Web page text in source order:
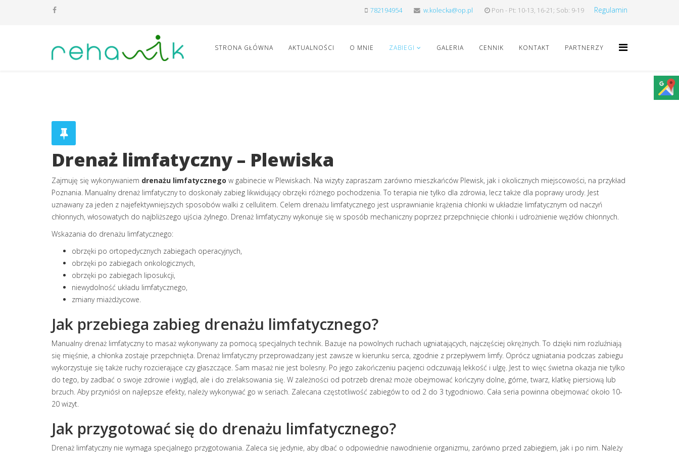
Regulamin
782194954 w.kolecka@op.pl Pon - Pt: 10-13, 16-21; Sob: 9-19
STRONA GŁÓWNA AKTUALNOŚCI O MNIE ZABIEGI GALERIA CENNIK KONTAKT PARTNERZY
Drenaż limfatyczny – Plewiska
Zajmuję się wykonywaniem drenażu limfatycznego w gabinecie w Plewiskach. Na wizyty zapraszam zarówno mieszkańców Plewisk, jak i okolicznych miejscowości, na przykład
Poznania. Manualny drenaż limfatyczny to doskonały zabieg likwidujący obrzęki różnego pochodzenia. To terapia nie tylko dla zdrowia, lecz także dla poprawy urody. Jest
uznawany za jeden z najefektywniejszych sposobów walki z cellulitem. Celem drenażu limfatycznego jest usprawnianie krążenia chłonki w układzie limfatycznym od naczyń
chłonnych, włosowatych do najbliższego ujścia żylnego. Drenaż limfatyczny wykonuje się w sposób mechaniczny poprzez przepchnięcie chłonki i udrożnienie węzłów chłonnych.
Wskazania do drenażu limfatycznego:
obrzęki po ortopedycznych zabiegach operacyjnych,
obrzęki po zabiegach onkologicznych,
obrzęki po zabiegach liposukcji,
niewydolność układu limfatycznego,
zmiany miażdżycowe.
Jak przebiega zabieg drenażu limfatycznego?
Manualny drenaż limfatyczny to masaż wykonywany za pomocą specjalnych technik. Bazuje na powolnych ruchach ugniatających, najczęściej okrężnych. To dzięki nim rozluźniają
się mięśnie, a chłonka zostaje przepchnięta. Drenaż limfatyczny przeprowadzany jest zawsze w kierunku serca, zgodnie z przepływem limfy. Oprócz ugniatania podczas zabiegu
wykorzystuje się także ruchy rozcierające czy głaszczące. Sam masaż nie jest bolesny. Po jego zakończeniu pacjenci odczuwają lekkość i ulgę. Jest to więc świetna okazja nie tylko
do tego, by zadbać o swoje zdrowie i wygląd, ale i do zrelaksowania się. W zależności od potrzeb drenaż może obejmować kończyny dolne, górne, twarz, klatkę piersiową lub
brzuch. Aby przyniósł on najlepsze efekty, należy wykonywać go w seriach. Zalecana częstotliwość zabiegów to od 2 do 3 tygodniowo. Cała seria powinna obejmować około 10-
20 wizyt.
Jak przygotować się do drenażu limfatycznego?
Drenaż limfatyczny nie wymaga specjalnego przygotowania. Zaleca się jedynie, aby dbać o odpowiednie nawodnienie organizmu, zarówno przed zabiegiem, jak i po nim. Należy